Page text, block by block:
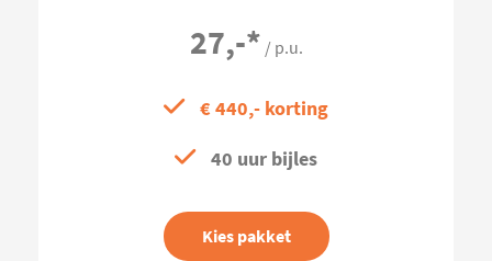
27,-* / p.u.
€ 440,- korting
40 uur bijles
Kies pakket